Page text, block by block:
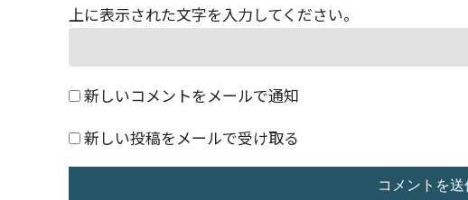
上に表示された文字を入力してください。
新しいコメントをメールで通知
新しい投稿をメールで受け取る